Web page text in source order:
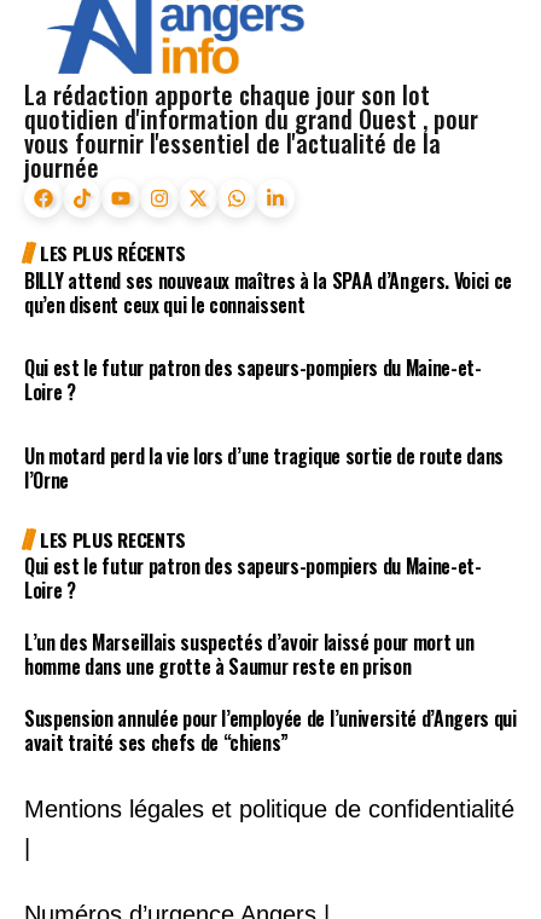
La rédaction apporte chaque jour son lot
quotidien d'information du grand Ouest , pour
vous fournir l'essentiel de l'actualité de la
journée
LES PLUS RÉCENTS
BILLY attend ses nouveaux maîtres à la SPAA d’Angers. Voici ce
qu’en disent ceux qui le connaissent
Qui est le futur patron des sapeurs-pompiers du Maine-et-
Loire ?
Un motard perd la vie lors d’une tragique sortie de route dans
l’Orne
LES PLUS RECENTS
Qui est le futur patron des sapeurs-pompiers du Maine-et-
Loire ?
L’un des Marseillais suspectés d’avoir laissé pour mort un
homme dans une grotte à Saumur reste en prison
Suspension annulée pour l’employée de l’université d’Angers qui
avait traité ses chefs de “chiens”
Mentions légales et politique de confidentialité